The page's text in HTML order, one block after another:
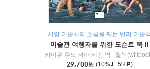
서양 미술사의 흐름을 꿰는 반려 미술
미술관 여행자를 위한 도슨트 북 II
카미유 주노 저/이세진 역
윌북
29,700원 (10% +5% )